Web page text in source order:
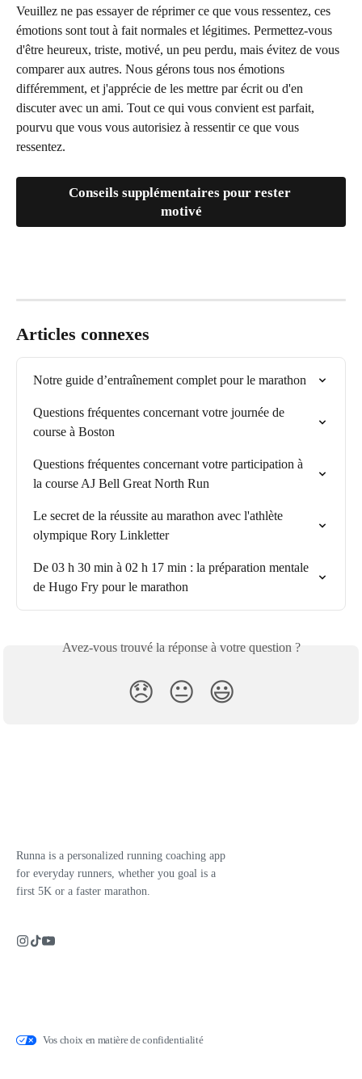
Veuillez ne pas essayer de réprimer ce que vous ressentez, ces
émotions sont tout à fait normales et légitimes. Permettez-vous
d'être heureux, triste, motivé, un peu perdu, mais évitez de vous
comparer aux autres. Nous gérons tous nos émotions
différemment, et j'apprécie de les mettre par écrit ou d'en
discuter avec un ami. Tout ce qui vous convient est parfait,
pourvu que vous vous autorisiez à ressentir ce que vous
ressentez.
Conseils supplémentaires pour rester
motivé
Articles connexes
Notre guide d’entraînement complet pour le marathon
Questions fréquentes concernant votre journée de
course à Boston
Questions fréquentes concernant votre participation à
la course AJ Bell Great North Run
Le secret de la réussite au marathon avec l'athlète
olympique Rory Linkletter
De 03 h 30 min à 02 h 17 min : la préparation mentale
de Hugo Fry pour le marathon
Avez-vous trouvé la réponse à votre question ?
😞 😐 😃
Runna is a personalized running coaching app
for everyday runners, whether you goal is a
first 5K or a faster marathon.
Vos choix en matière de confidentialité